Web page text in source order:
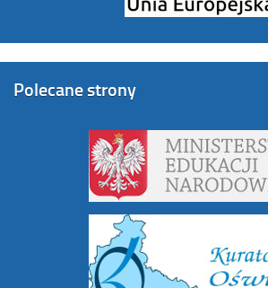
Polecane strony